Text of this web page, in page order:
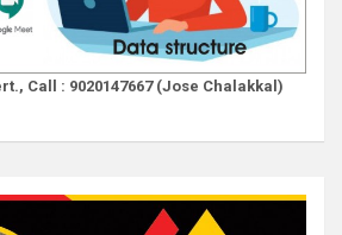
Call : 9020147667 (Jose Chalakkal)